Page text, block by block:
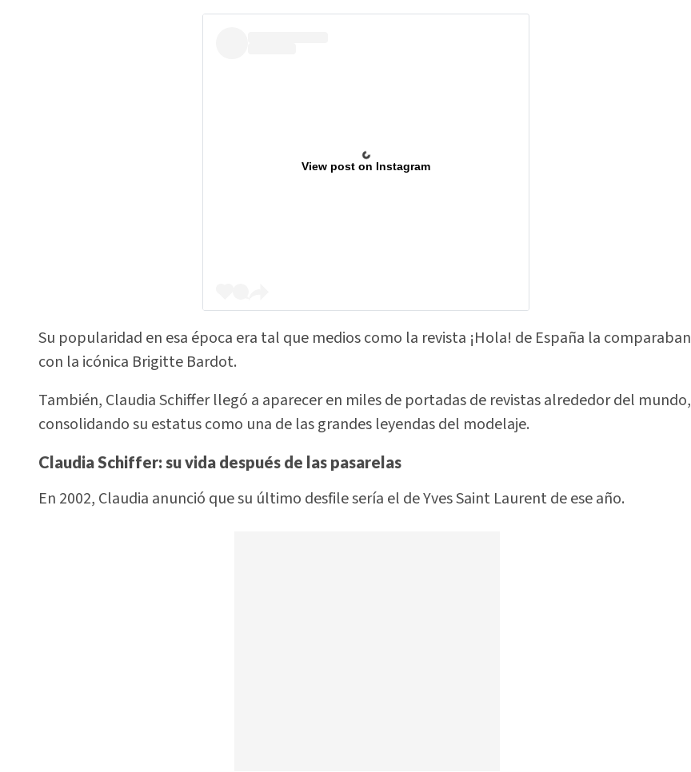
View post on Instagram
Su popularidad en esa época era tal que medios como la revista ¡Hola! de España la comparaban
con la icónica Brigitte Bardot.
También, Claudia Schiffer llegó a aparecer en miles de portadas de revistas alrededor del mundo,
consolidando su estatus como una de las grandes leyendas del modelaje.
Claudia Schiffer: su vida después de las pasarelas
En 2002, Claudia anunció que su último desfile sería el de Yves Saint Laurent de ese año.